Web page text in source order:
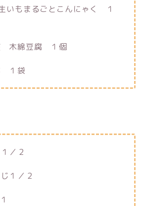
いもまるごとこんにゃく １
木綿豆腐 １個
１袋
／２
１／２